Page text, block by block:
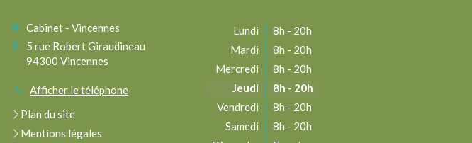
Cabinet - Vincennes
5 rue Robert Giraudineau
94300 Vincennes
Afficher le téléphone
Plan du site
Mentions légales
Lundi
8h - 20h
Mardi
8h - 20h
Mercredi
8h - 20h
Jeudi
8h - 20h
Vendredi
8h - 20h
Samedi
8h - 20h